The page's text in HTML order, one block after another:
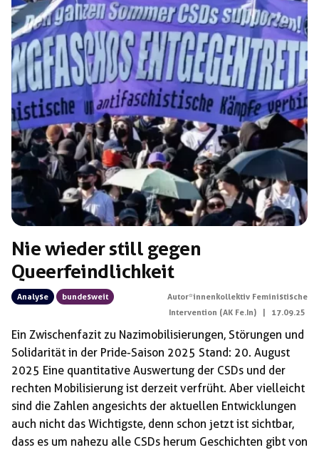
[…]
Nie wieder still gegen
Queerfeindlichkeit
Analyse bundesweit
Autor*innenkollektiv Feministische
Intervention (AK Fe.In)
17.09.25
Ein Zwischenfazit zu Nazimobilisierungen, Störungen und
Solidarität in der Pride-Saison 2025 Stand: 20. August
2025 Eine quantitative Auswertung der CSDs und der
rechten Mobilisierung ist derzeit verfrüht. Aber vielleicht
sind die Zahlen angesichts der aktuellen Entwicklungen
auch nicht das Wichtigste, denn schon jetzt ist sichtbar,
dass es um nahezu alle CSDs herum Geschichten gibt von